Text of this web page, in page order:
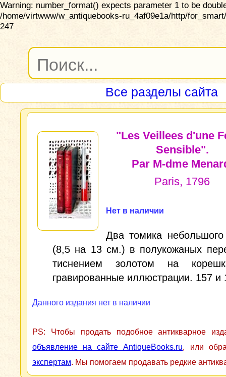
Warning: number_format() expects parameter 1 to be
/home/virtwww/w_antiquebooks-ru_4af09e1a/http/
247
Все разделы сайта
"Les Veillees d'une
Sensible".
Par M-dme
Paris, 1796
Нет в наличии
Два томика
(8,5 на 13 см.) в полукожаных
тиснением золотом на
гравированные иллюстрации. 157 и
Данного издания нет в наличии
PS: Чтобы продать подобное антикварное
объявление на сайте AntiqueBooks.ru, или
экспертам. Мы помогаем продавать редкие